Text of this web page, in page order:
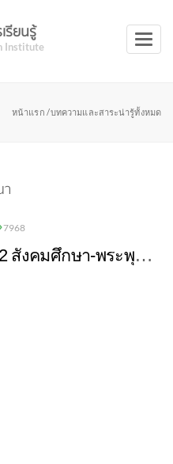
รียนรู้
Institute
หน้าแรก /บทความและสาระน่ารู้ทั้งหมด
7968
ศึกษา-พระพุทธศาสนา